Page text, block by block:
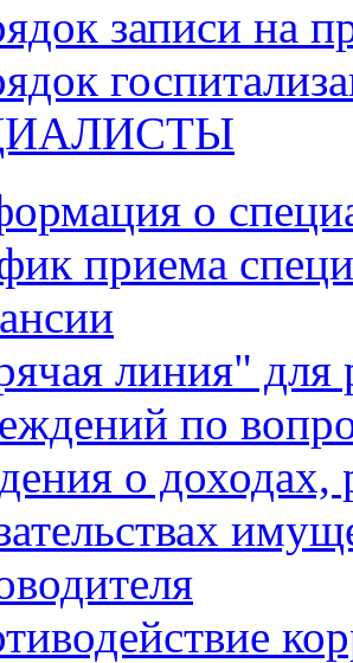
записи на
о
приема
линия"
по
о доходах,